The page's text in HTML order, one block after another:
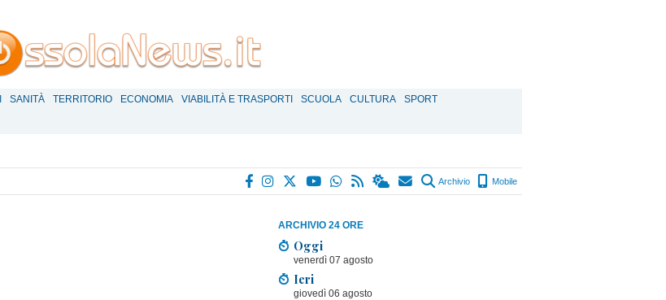
SANITÀ TERRITORIO ECONOMIA VIABILITÀ E TRASPORTI SCUOLA CULTURA
SPORT
Archivio Mobile
ARCHIVIO 24 ORE
Oggi
venerdì 07 agosto
Ieri
giovedì 06 agosto